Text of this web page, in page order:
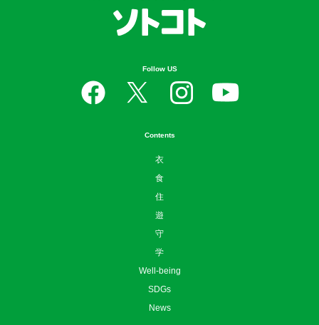
Follow US
Contents
衣
食
住
遊
守
学
Well-being
SDGs
News